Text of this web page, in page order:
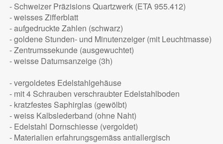
- Schweizer Präzisions Quartzwerk (ETA 955.412)
- weisses Zifferblatt
- aufgedruckte Zahlen (schwarz)
- goldene Stunden- und Minutenzeiger (mit Leuchtmasse)
- Zentrumssekunde (ausgewuchtet)
- weisse Datumsanzeige (3h)
- vergoldetes Edelstahlgehäuse
- mit 4 Schrauben verschraubter Edelstahlboden
- kratzfestes Saphirglas (gewölbt)
- weiss Kalbslederband (ohne Naht)
- Edelstahl Dornschiesse (vergoldet)
- Materialien erfahrungsgemäss antiallergisch